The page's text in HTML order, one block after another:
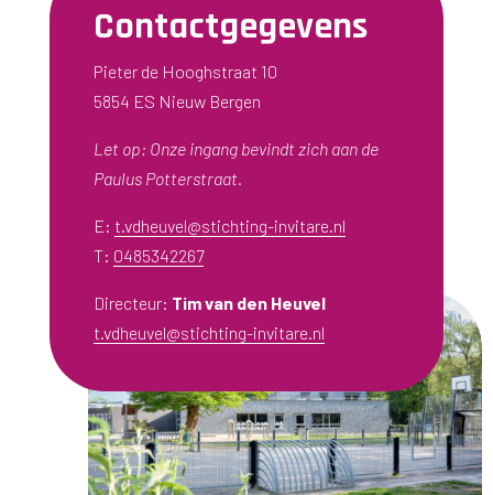
Contactgegevens
Pieter de Hooghstraat 10
5854 ES Nieuw Bergen
Let op: Onze ingang bevindt zich aan de
Paulus Potterstraat.
E: t.vdheuvel@stichting-invitare.nl
T: 0485342267
Directeur: Tim van den Heuvel
t.vdheuvel@stichting-invitare.nl